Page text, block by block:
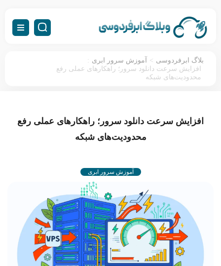
بلاگ ابرفردوسی > آموزش سرور ابری :
افزایش سرعت دانلود سرور؛ راهکارهای عملی رفع
محدودیت‌های شبکه
افزایش سرعت دانلود سرور؛ راهکارهای عملی رفع
محدودیت‌های شبکه
آموزش سرور ابری